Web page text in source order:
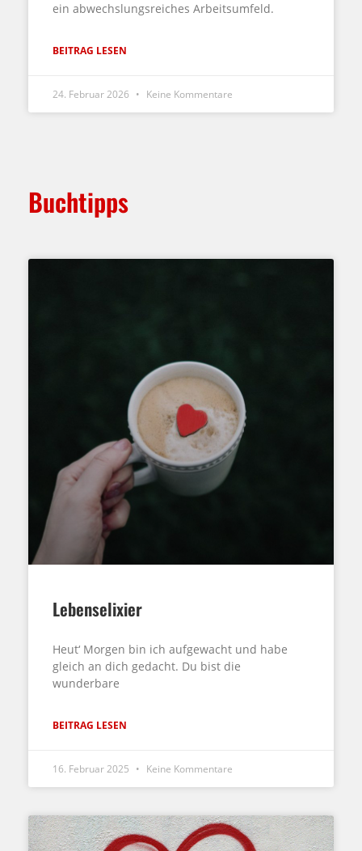
ein abwechslungsreiches Arbeitsumfeld.
BEITRAG LESEN
24. Februar 2026 Keine Kommentare
Buchtipps
Lebenselixier
Heut‘ Morgen bin ich aufgewacht und habe
gleich an dich gedacht. Du bist die
wunderbare
BEITRAG LESEN
16. Februar 2025 Keine Kommentare